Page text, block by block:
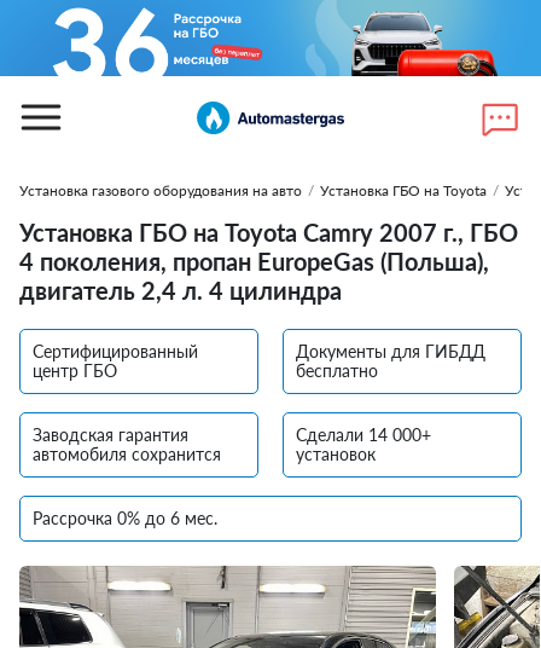
Установка газового оборудования на авто / Установка ГБО на Toyota /
Установка ГБО на Toyota Camry 2007 г., ГБО
4 поколения, пропан EuropeGas (Польша),
двигатель 2,4 л. 4 цилиндра
Сертифицированный
центр ГБО
Документы для ГИБДД
бесплатно
Заводская гарантия
автомобиля сохранится
Сделали 14 000+
установок
Рассрочка 0% до 6 мес.